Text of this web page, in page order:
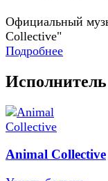
Официальный
Collective"
Подробнее
Исполнитель
Animal Collective